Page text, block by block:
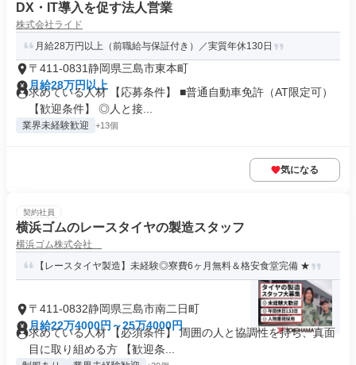
DX・IT導入を促す法人営業
株式会社ライド
月給28万円以上（前職給与保証付き）／実質年休130日
〒411-0831静岡県三島市東本町
月給28万円以上
求めている人材 【応募条件】 ■普通自動車免許（AT限定可）
【歓迎条件】 ◎人と接...
業界未経験歓迎 +13個
気になる
契約社員
横浜ゴムのレースタイヤの製造スタッフ
横浜ゴム株式会社
【レースタイヤ製造】未経験◎寮費6ヶ月無料＆格安食堂完備 ★
〒411-0832静岡県三島市南二日町
月給22万4000円～25万4000円
求めている人材 【必須条件】 周囲の人と協調性を持ち、真面
目に取り組める方 【歓迎条...